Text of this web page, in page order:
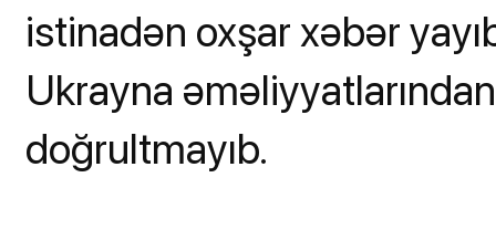
istinadən oxşar xəbər
Ukrayna
doğrultmayıb.